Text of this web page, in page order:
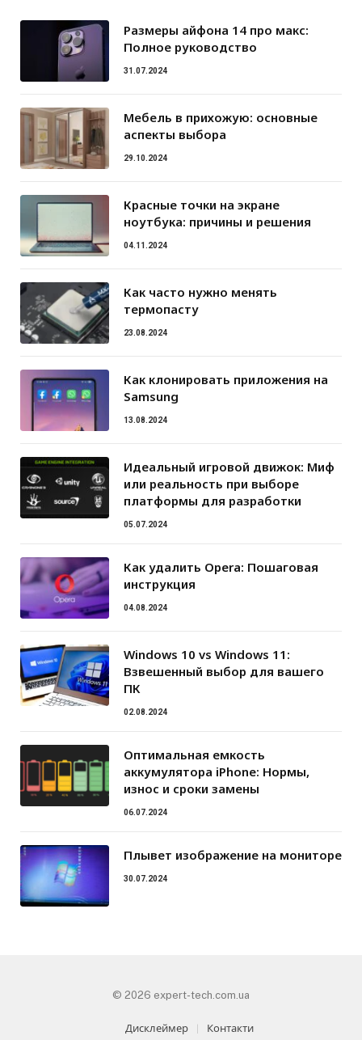
Размеры айфона 14 про макс:
Полное руководство
31.07.2024
Мебель в прихожую: основные
аспекты выбора
29.10.2024
Красные точки на экране
ноутбука: причины и решения
04.11.2024
Как часто нужно менять
термопасту
23.08.2024
Как клонировать приложения на
Samsung
13.08.2024
Идеальный игровой движок: Миф
или реальность при выборе
платформы для разработки
05.07.2024
Как удалить Opera: Пошаговая
инструкция
04.08.2024
Windows 10 vs Windows 11:
Взвешенный выбор для вашего
ПК
02.08.2024
Оптимальная емкость
аккумулятора iPhone: Нормы,
износ и сроки замены
06.07.2024
Плывет изображение на мониторе
30.07.2024
© 2026 expert-tech.com.ua
Дисклеймер Контакти